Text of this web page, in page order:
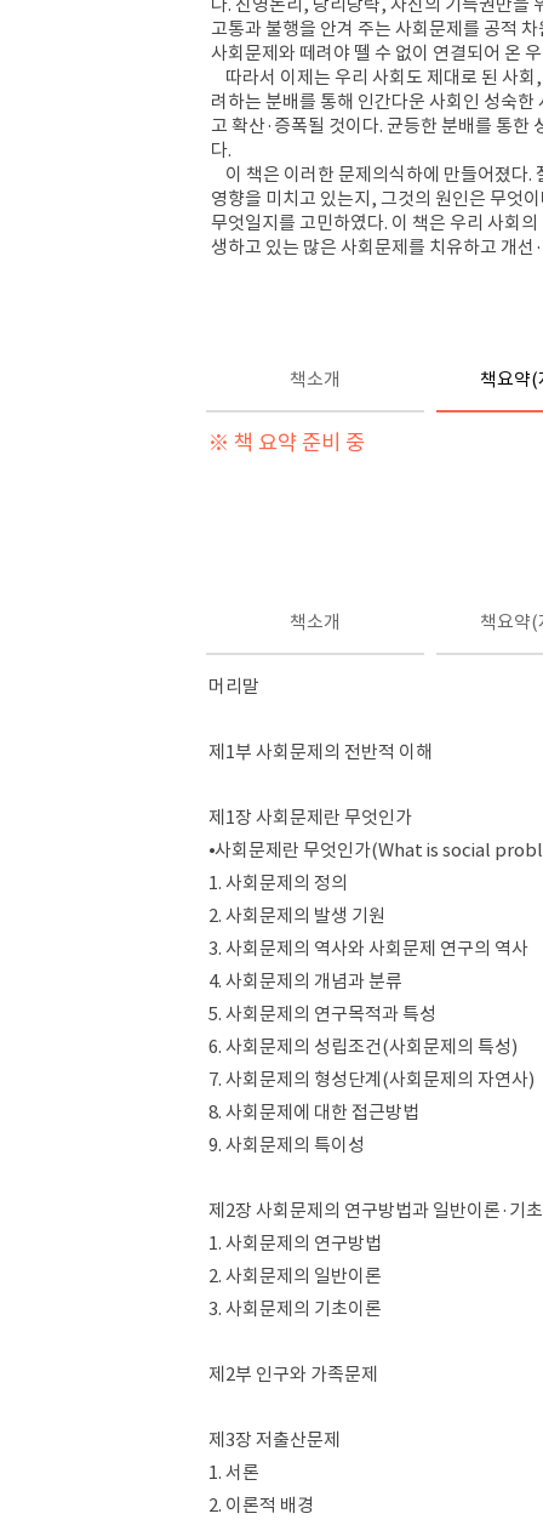
고통과 불행을 안겨 주는 사회문제를 공적
사회문제와 떼려야 뗄 수 없이 연결되어 온
따라서 이제는 우리 사회도 제대로 된 사
려하는 분배를 통해 인간다운 사회인 성숙
고 확산·증폭될 것이다. 균등한 분배를 통한
다.
이 책은 이러한 문제의식하에 만들어졌다.
영향을 미치고 있는지, 그것의 원인은 무엇
무엇일지를 고민하였다. 이 책은 우리 사회
생하고 있는 많은 사회문제를 치유하고 개
책소개 책요약(
※ 책 요약 준비 중
책소개 책요약(
머리말
제1부 사회문제의 전반적 이해
제1장 사회문제란 무엇인가
⦁사회문제란 무엇인가(What is social
1. 사회문제의 정의
2. 사회문제의 발생 기원
3. 사회문제의 역사와 사회문제 연구의 역사
4. 사회문제의 개념과 분류
5. 사회문제의 연구목적과 특성
6. 사회문제의 성립조건(사회문제의 특성)
7. 사회문제의 형성단계(사회문제의 자연사)
8. 사회문제에 대한 접근방법
9. 사회문제의 특이성
제2장 사회문제의 연구방법과 일반이론·기
1. 사회문제의 연구방법
2. 사회문제의 일반이론
3. 사회문제의 기초이론
제2부 인구와 가족문제
제3장 저출산문제
1. 서론
2. 이론적 배경